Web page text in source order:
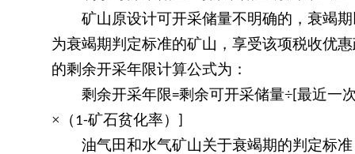
矿山原设计可开采储量不明确的，衰竭期
为衰竭期判定标准的矿山，享受该项税收优
的剩余开采年限计算公式为：
剩余开采年限=剩余可开采储量÷ 最近一
×（ 1-矿石贫化率）
油气田和水气矿山关于衰竭期的判定标准